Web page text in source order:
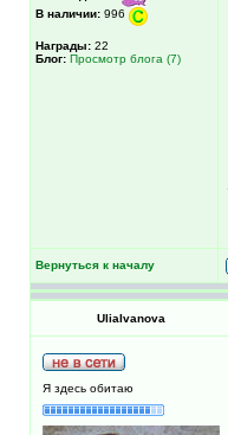
В наличии: 996
Награды: 22
Блог: Просмотр блога (7)
Вернуться к началу
UliaIvanova
Я здесь обитаю